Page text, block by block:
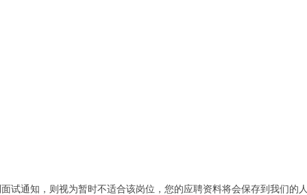
试通知，则视为暂时不适合该岗位，您的应聘资料将会保存到我们的